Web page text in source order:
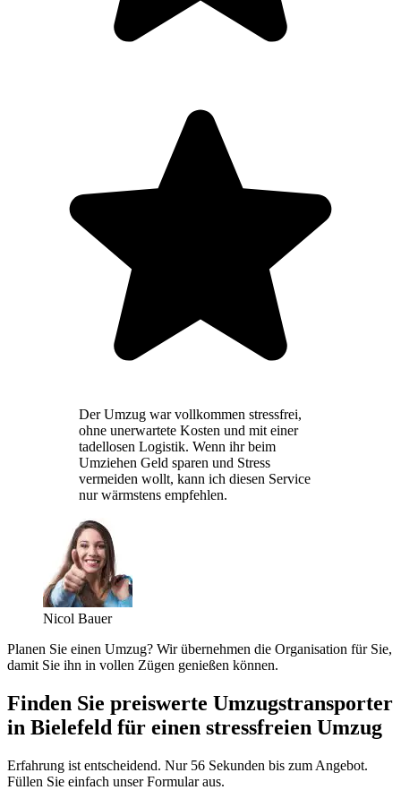
Der Umzug war vollkommen stressfrei,
ohne unerwartete Kosten und mit einer
tadellosen Logistik. Wenn ihr beim
Umziehen Geld sparen und Stress
vermeiden wollt, kann ich diesen Service
nur wärmstens empfehlen.
Nicol Bauer
Planen Sie einen Umzug? Wir übernehmen die Organisation für Sie,
damit Sie ihn in vollen Zügen genießen können.
Finden Sie preiswerte Umzugstransporter
in Bielefeld für einen stressfreien Umzug
Erfahrung ist entscheidend. Nur 56 Sekunden bis zum Angebot.
Füllen Sie einfach unser Formular aus.